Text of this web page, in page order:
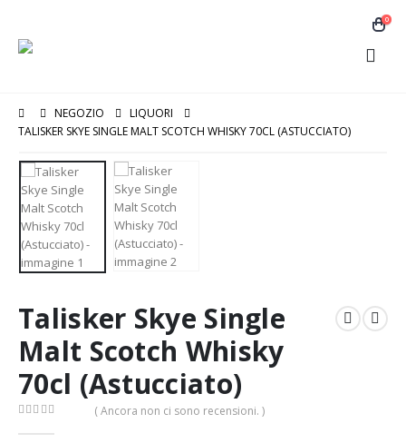
0
NEGOZIO
LIQUORI
TALISKER SKYE SINGLE MALT SCOTCH WHISKY 70CL (ASTUCCIATO)
Talisker Skye Single
Malt Scotch Whisky
70cl (Astucciato)
( Ancora non ci sono recensioni. )